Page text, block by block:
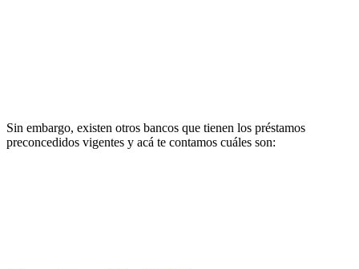
Sin embargo, existen otros bancos que tienen los préstamos
preconcedidos vigentes y acá te contamos cuáles son: